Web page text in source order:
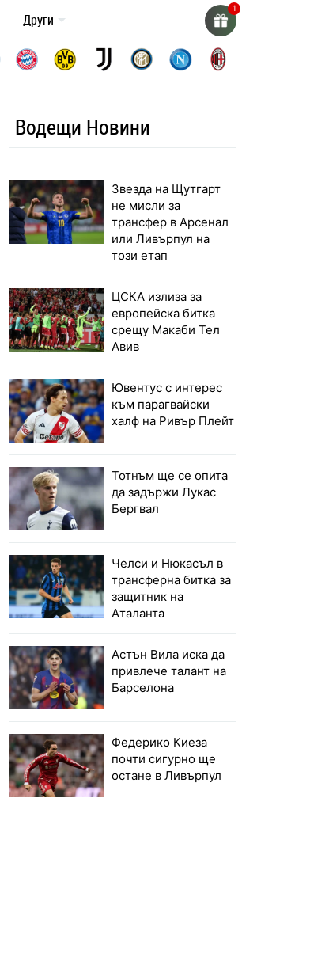
Други
Водещи Новини
Звезда на Щутгарт
не мисли за
трансфер в Арсенал
или Ливърпул на
този етап
ЦСКА излиза за
европейска битка
срещу Макаби Тел
Авив
Ювентус с интерес
към парагвайски
халф на Ривър Плейт
Тотнъм ще се опита
да задържи Лукас
Бергвал
Челси и Нюкасъл в
трансферна битка за
защитник на
Аталанта
Астън Вила иска да
привлече талант на
Барселона
Федерико Киеза
почти сигурно ще
остане в Ливърпул